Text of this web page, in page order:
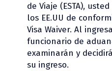
de Viaje (ESTA),
los EE.UU de
Visa Waiver. Al
funcionario de
examinarán y
su ingreso.